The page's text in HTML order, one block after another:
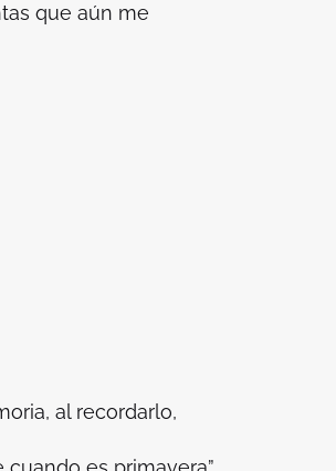
que aún me
al recordarlo,